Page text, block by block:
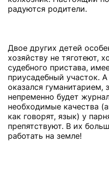
радуются родители.
Двое других детей
хозяйству не тяготеют,
судебного пристава,
приусадебный участок.
оказался гуманитарием,
непременно будет
необходимые качества
как говорят, язык) у
препятствуют. В их
работать на земле!